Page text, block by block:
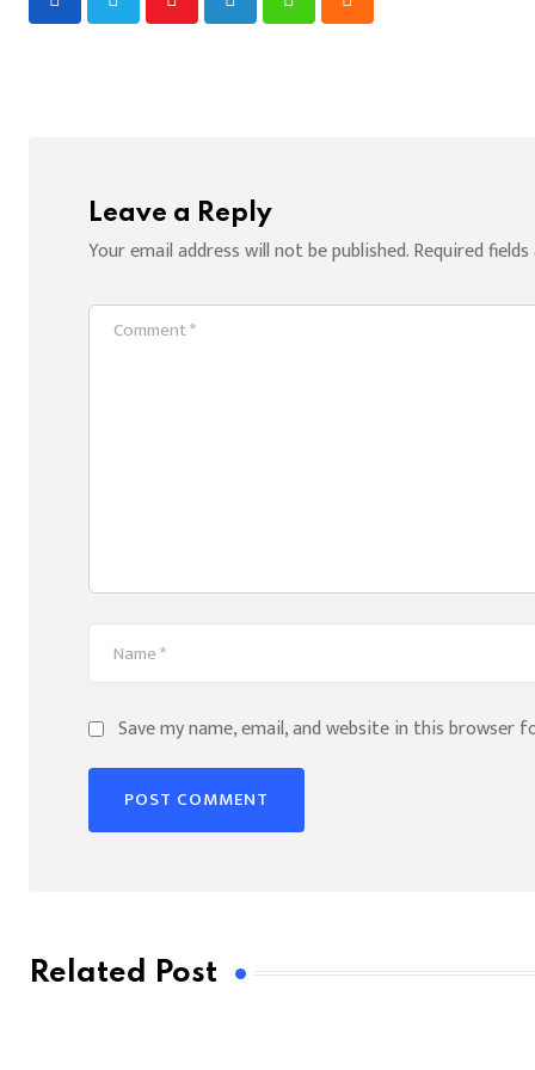
YoutubeLinkedInWhatsappCloud
Leave a Reply
Your email address will not be published.Required
Save my name, email, and website in this
Related Post